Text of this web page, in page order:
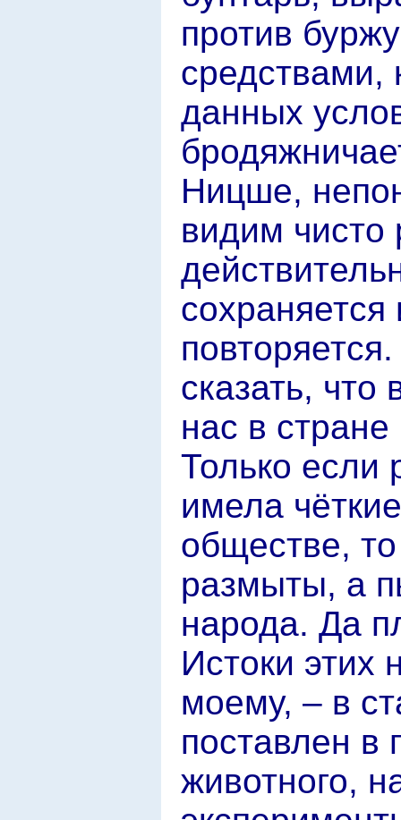
против
средствами,
данных
Ницше,
видим чисто
сказать, что
нас в
Только если
имела
обществе,
размыты, а
народа. Да
Истоки этих
моему, – в
поставлен в
животного,